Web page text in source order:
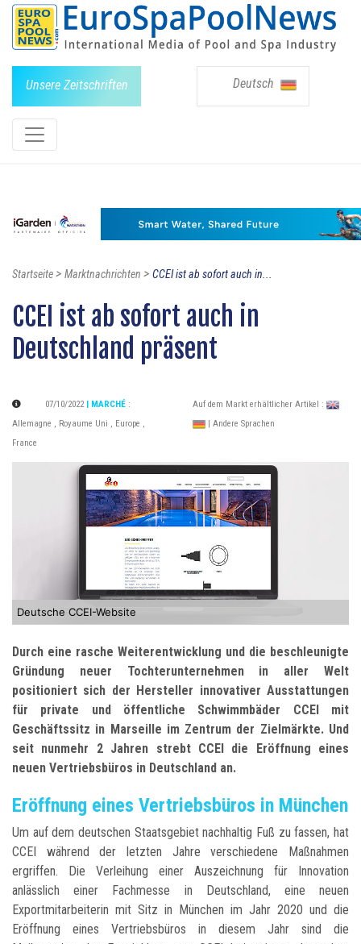
Unsere Zeitschriften Deutsch
Startseite> Marktnachrichten > CCEI ist ab sofort auch in...
CCEI ist ab sofort auch in
Deutschland präsent
07/10/2022 | MARCHÉ :
Allemagne , Royaume Uni , Europe ,
France
Auf dem Markt erhältlicher Artikel :
| Andere Sprachen
Deutsche CCEI-Website
Durch eine rasche Weiterentwicklung und die beschleunigte
Gründung neuer Tochterunternehmen in aller Welt
positioniert sich der Hersteller innovativer Ausstattungen
für private und öffentliche Schwimmbäder CCEI mit
Geschäftssitz in Marseille im Zentrum der Zielmärkte. Und
seit nunmehr 2 Jahren strebt CCEI die Eröffnung eines
neuen Vertriebsbüros in Deutschland an.
Eröffnung eines Vertriebsbüros in München
Um auf dem deutschen Staatsgebiet nachhaltig Fuß zu fassen, hat
CCEI während der letzten Jahre verschiedene Maßnahmen
ergriffen. Die Verleihung einer Auszeichnung für Innovation
anlässlich einer Fachmesse in Deutschland, eine neuen
Exportmitarbeiterin mit Sitz in München im Jahr 2020 und die
Eröffnung eines Vertriebsbüros in diesem Jahr sind die